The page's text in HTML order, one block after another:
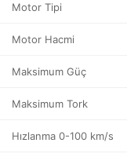
Motor Tipi
Motor Hacmi
Maksimum Güç
Maksimum Tork
Hızlanma 0-100 km/s